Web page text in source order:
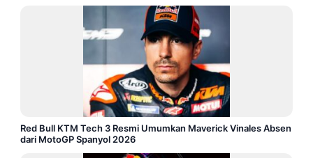
Red Bull KTM Tech 3 Resmi Umumkan Maverick Vinales Absen
dari MotoGP Spanyol 2026